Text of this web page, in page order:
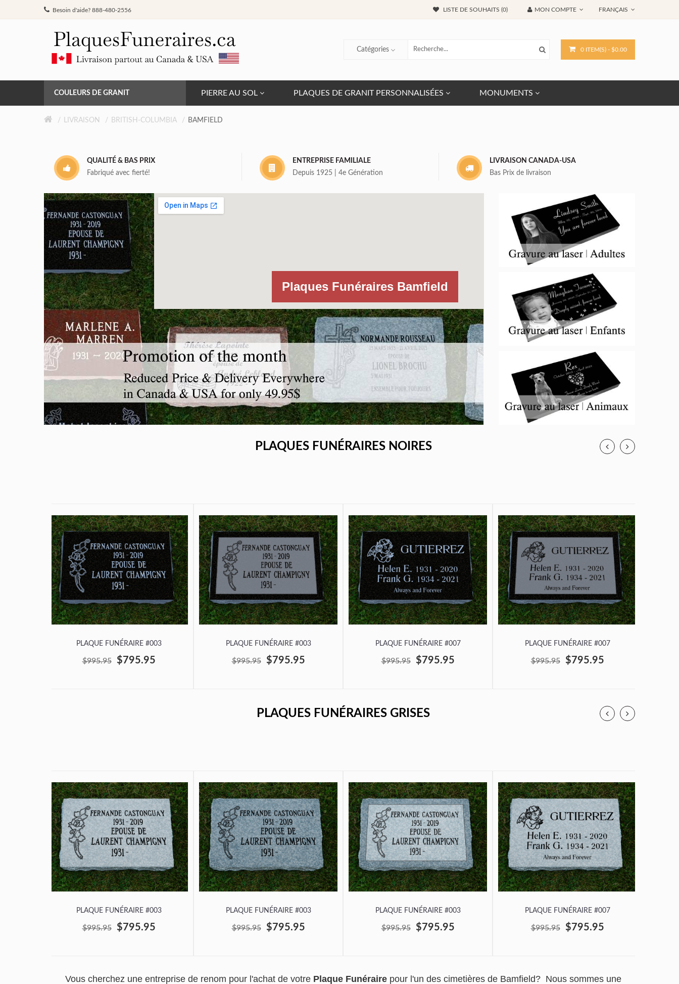
Besoin d'aide? 888-480-2556 FRANÇAIS
LISTE DE SOUHAITS (0) MON COMPTE
0 ITEM(S) - $0.00
Catégories
PIERRE AU SOL PLAQUES DE GRANIT PERSONNALISÉES MONUMENTS
COULEURS DE GRANIT
GRIS DE BARRÉ FERRÉ
ROSE MONTAGNE
ROUGE INDIEN
LIVRAISON BRITISH-COLUMBIA BAMFIELD
QUALITÉ & BAS PRIX
Fabriqué avec fierté!
ENTREPRISE FAMILIALE
Depuis 1925 | 4e Génération
LIVRAISON CANADA-USA
Bas Prix de livraison
Plaques Funéraires Bamfield
PLAQUES FUNÉRAIRES NOIRES
PLAQUE FUNÉRAIRE #003
$995.95 $795.95
PLAQUE FUNÉRAIRE #003
$995.95 $795.95
PLAQUE FUNÉRAIRE #007
$995.95 $795.95
PLAQUE FUNÉRAIRE #007
$995.95 $795.95
PLAQUES FUNÉRAIRES GRISES
PLAQUE FUNÉRAIRE #003
$995.95 $795.95
PLAQUE FUNÉRAIRE #003
$995.95 $795.95
PLAQUE FUNÉRAIRE #003
$995.95 $795.95
PLAQUE FUNÉRAIRE #007
$995.95 $795.95
Vous cherchez une entreprise de renom pour l'achat de votre Plaque Funéraire pour l'un des cimetières de Bamfield? Nous sommes une